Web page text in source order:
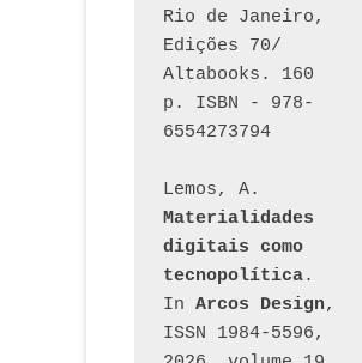
Rio de Janeiro,
Edições 70/
Altabooks. 160
p. ISBN - 978-
6554273794
Materialidades
digitais como
tecnopolítica.
In Arcos Design,
ISSN 1984-5596,